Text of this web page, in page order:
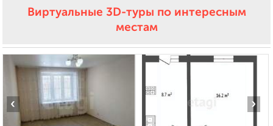
Виртуальные 3D-туры по интересным
местам
‹ ›